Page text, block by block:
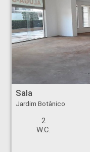
Sala
Jardim Botânico
2
W.C.